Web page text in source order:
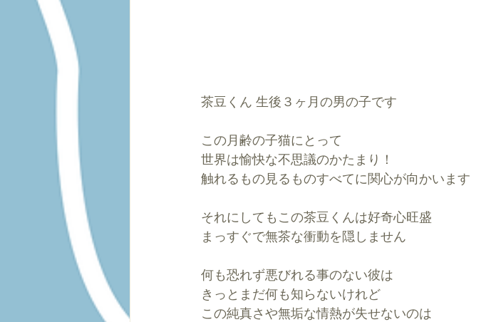
茶豆くん 生後３ヶ月の男の子です
この月齢の子猫にとって
世界は愉快な不思議のかたまり！
触れるもの見るものすべてに関心が向かいます
それにしてもこの茶豆くんは好奇心旺盛
まっすぐで無茶な衝動を隠しません
何も恐れず悪びれる事のない彼は
きっとまだ何も知らないけれど
この純真さや無垢な情熱が失せないのは